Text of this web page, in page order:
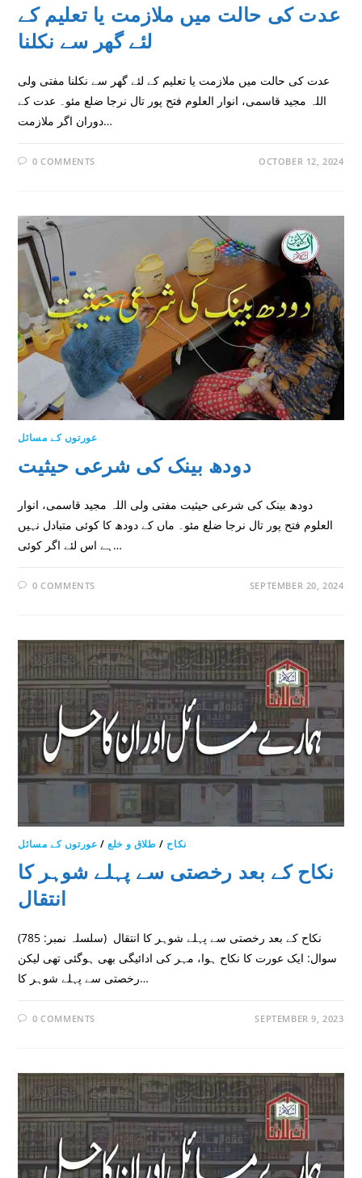
عدت کی حالت میں ملازمت یا تعلیم کے
لئے گھر سے نکلنا
عدت کی حالت میں ملازمت یا تعلیم کے لئے گھر سے نکلنا مفتی ولی
اللہ مجید قاسمی، انوار العلوم فتح پور تال نرجا ضلع مئو۔ عدت کے
دوران اگر ملازمت…
0 COMMENTS OCTOBER 12, 2024
عورتوں کے مسائل
دودھ بینک كى شرعى حيثيت
دودھ بینک كى شرعى حيثيت مفتی ولی اللہ مجید قاسمی، انوار
العلوم فتح پور تال نرجا ضلع مئو۔ ماں کے دودھ کا کوئی متبادل نہیں
ہے اس لئے اگر کوئی…
0 COMMENTS SEPTEMBER 20, 2024
نکاح / طلاق و خلع/ عورتوں کے مسائل
نکاح کے بعد رخصتی سے پہلے شوہر کا
انتقال
(سلسلہ نمبر: 785) نکاح کے بعد رخصتی سے پہلے شوہر کا انتقال
سوال: ایک عورت کا نکاح ہوا، مہر کی ادائیگی بھی ہوگئی تھی لیکن
رخصتی سے پہلے شوہر کا…
0 COMMENTS SEPTEMBER 9, 2023